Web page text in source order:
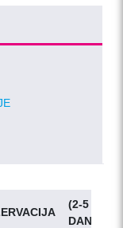
(2-5
DANA)